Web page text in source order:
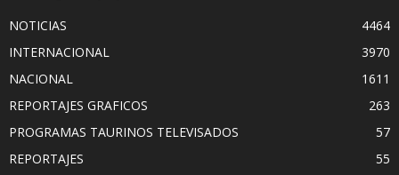
NOTICIAS
4464
INTERNACIONAL
3970
NACIONAL
1611
REPORTAJES GRAFICOS
263
PROGRAMAS TAURINOS TELEVISADOS
57
REPORTAJES
55